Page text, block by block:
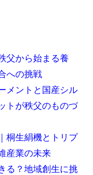
父から始まる養
への挑戦
メントと国産シル
トが秩父のものづ
桐生絹機とトリプ
産業の未来
る？地域創生に挑